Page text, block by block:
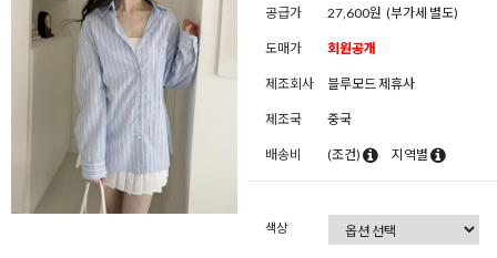
공급가 27,600원 (부가세 별도)
도매가 회원공개
제조회사 블루모드 제휴사
제조국 중국
배송비 (조건) 지역별
색상